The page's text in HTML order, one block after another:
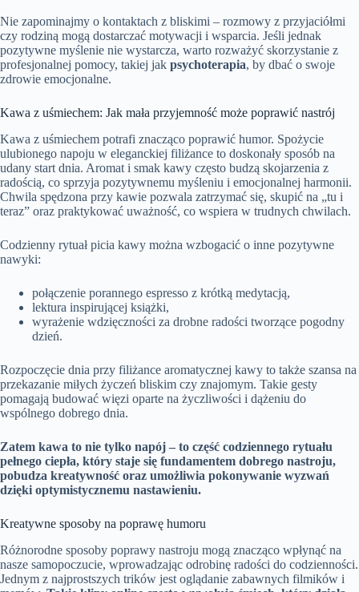
Nie zapominajmy o kontaktach z bliskimi – rozmowy z przyjaciółmi
czy rodziną mogą dostarczać motywacji i wsparcia. Jeśli jednak
pozytywne myślenie nie wystarcza, warto rozważyć skorzystanie z
profesjonalnej pomocy, takiej jak psychoterapia, by dbać o swoje
zdrowie emocjonalne.
Kawa z uśmiechem: Jak mała przyjemność może poprawić nastrój
Kawa z uśmiechem potrafi znacząco poprawić humor. Spożycie
ulubionego napoju w eleganckiej filiżance to doskonały sposób na
udany start dnia. Aromat i smak kawy często budzą skojarzenia z
radością, co sprzyja pozytywnemu myśleniu i emocjonalnej harmonii.
Chwila spędzona przy kawie pozwala zatrzymać się, skupić na „tu i
teraz” oraz praktykować uważność, co wspiera w trudnych chwilach.
Codzienny rytuał picia kawy można wzbogacić o inne pozytywne
nawyki:
połączenie porannego espresso z krótką medytacją,
lektura inspirującej książki,
wyrażenie wdzięczności za drobne radości tworzące pogodny
dzień.
Rozpoczęcie dnia przy filiżance aromatycznej kawy to także szansa na
przekazanie miłych życzeń bliskim czy znajomym. Takie gesty
pomagają budować więzi oparte na życzliwości i dążeniu do
wspólnego dobrego dnia.
Zatem kawa to nie tylko napój – to część codziennego rytuału
pełnego ciepła, który staje się fundamentem dobrego nastroju,
pobudza kreatywność oraz umożliwia pokonywanie wyzwań
dzięki optymistycznemu nastawieniu.
Kreatywne sposoby na poprawę humoru
Różnorodne sposoby poprawy nastroju mogą znacząco wpłynąć na
nasze samopoczucie, wprowadzając odrobinę radości do codzienności.
Jednym z najprostszych trików jest oglądanie zabawnych filmików i